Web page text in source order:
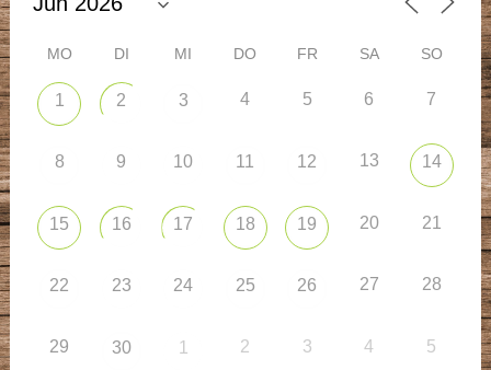
MO DI MI DO FR SA SO
1 2 3 4 5 6 7
8 9 10 11 12 13 14
15 16 17 18 19 20 21
22 23 24 25 26 27 28
29 30 1 2 3 4 5